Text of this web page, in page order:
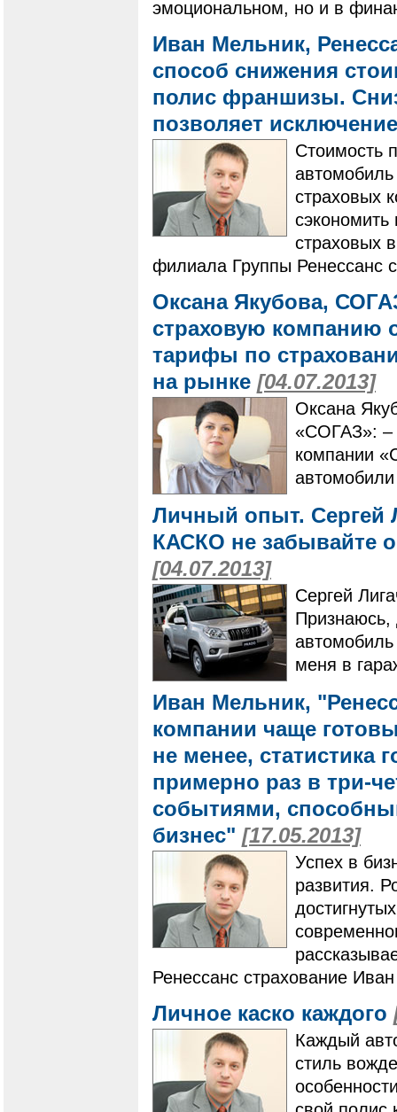
эмоциональном, но и в
Иван Мельник,
способ снижения
полис франшизы.
позволяет
Стоимость
страховых
страховых
филиала Группы Ренессанс
Оксана Якубова,
страховую компанию
тарифы по
на рынке [04.07.2013]
Оксана
«СОГАЗ»: –
компании
Личный опыт. Сергей
КАСКО не забывайте
[04.07.2013]
Сергей
Признаюсь,
меня в
Иван Мельник,
компании чаще
не менее, статистика
примерно раз в три-
событиями,
бизнес" [17.05.2013]
Успех в
развития.
Ренессанс страхование
Личное каско каждого
Каждый
стиль